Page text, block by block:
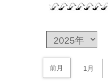
前月 1月